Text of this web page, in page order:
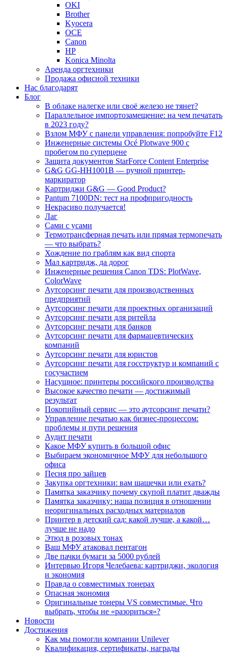
OKI
Brother
Kyocera
OCE
Canon
HP
Konica Minolta
Аренда оргтехники
Продажа офисной техники
Нас благодарят
Блог
В облаке налегке или своё железо не тянет?
Параллельное импортозамещение: на чем печатать
в 2023 году?
Взлом МФУ с панели управления: попробуйте F12
Инженерные системы Océ Plotwave 900 с
пробегом по суперцене
Защита документов StarForce Content Enterprise
G&G GG-HH1001B — ручной принтер-
маркиратор
Картриджи G&G — Good Product?
Pantum 7100DN: тест на профпригодность
Некрасиво получается!
Лаг
Сами с усами
Термотрансферная печать или прямая термопечать
— что выбрать?
Хождение по граблям как вид спорта
Мал картридж, да дорог
Инженерные решения Canon TDS: PlotWave,
ColorWave
Аутсорсинг печати для производственных
предприятий
Аутсорсинг печати для проектных организаций
Аутсорсинг печати для ритейла
Аутсорсинг печати для банков
Аутсорсинг печати для фармацевтических
компаний
Аутсорсинг печати для юристов
Аутсорсинг печати для госструктур и компаний с
госучастием
Насущное: принтеры российского производства
Высокое качество печати — достижимый
результат
Покопийный сервис — это аутсорсинг печати?
Управление печатью как бизнес-процессом:
проблемы и пути решения
Аудит печати
Какое МФУ купить в большой офис
Выбираем экономичное МФУ для небольшого
офиса
Песня про зайцев
Закупка оргтехники: вам шашечки или ехать?
Памятка заказчику почему скупой платит дважды
Памятка заказчику: наша позиция в отношении
неоригинальных расходных материалов
Принтер в детский сад: какой лучше, а какой…
лучше не надо
Этюд в розовых тонах
Ваш МФУ атаковал пентагон
Две пачки бумаги за 5000 рублей
Интервью Игоря Челебаева: картриджи, экология
и экономия
Правда о совместимых тонерах
Опасная экономия
Оригинальные тонеры VS совместимые. Что
выбрать, чтобы не «разориться»?
Новости
Достижения
Как мы помогли компании Unilever
Квалификация, сертификаты, награды